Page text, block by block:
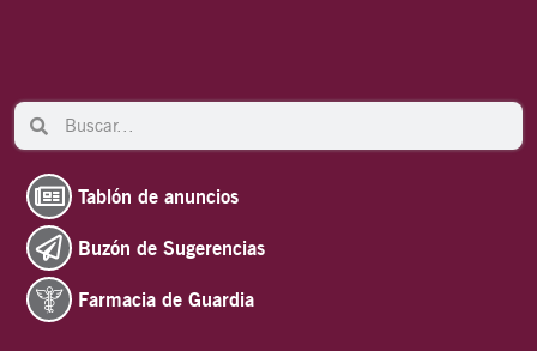
Search Search
Tablón de anuncios
Buzón de Sugerencias
Farmacia de Guardia